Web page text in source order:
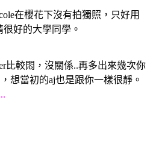
在櫻花下沒有拍獨照，只好用
好的大學同學。
比較悶，沒關係..再多出來幾次你
想當初的aj也是跟你一樣很靜。